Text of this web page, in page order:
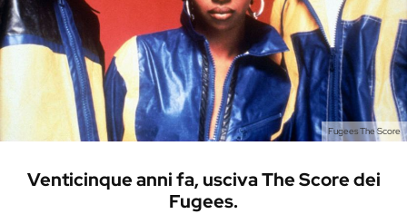
Fugees The Score
Venticinque anni fa, usciva The Score dei
Fugees.